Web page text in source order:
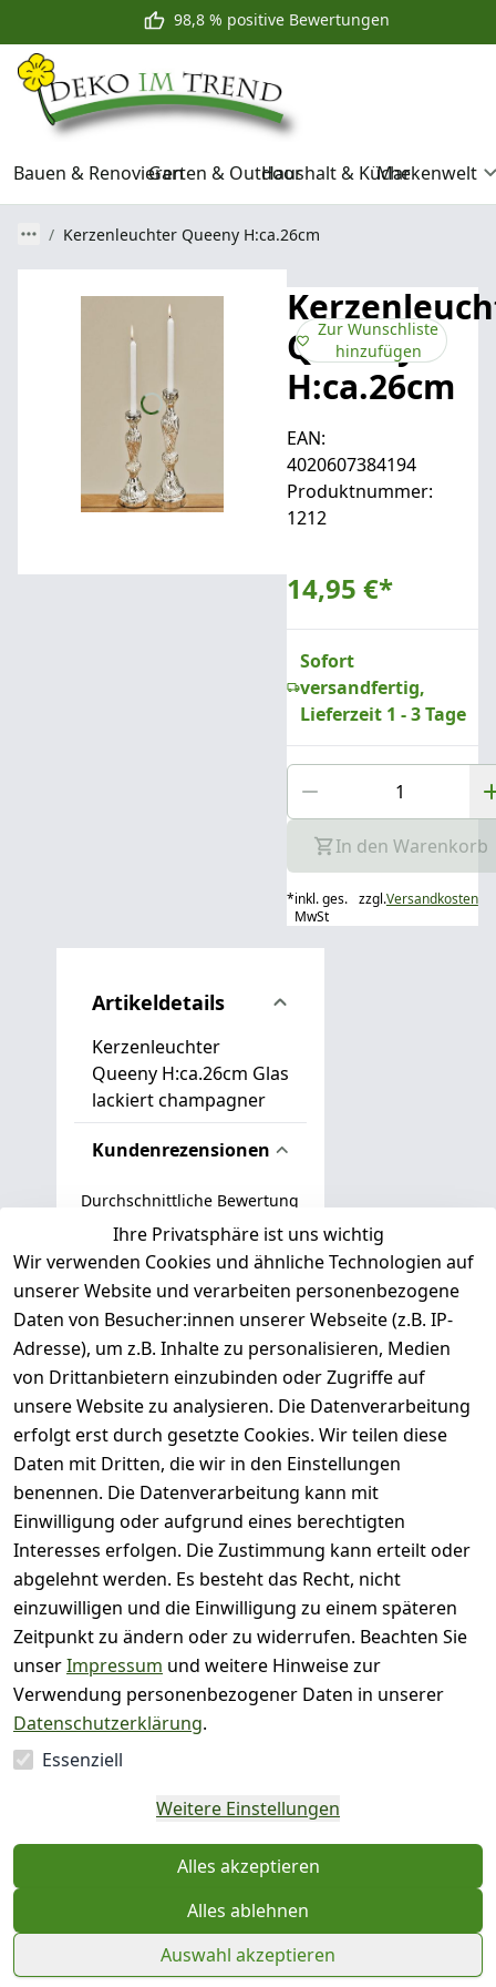
98,8 % positive Bewertungen
Bauen & RenovierenGarten & OutdoorHaushalt & KücheMarkenwelt
Kerzenleuchter Queeny H:ca.26cm
Queeny
H:ca.26cm
EAN:
4020607384194
Produktnummer:
1212
14,95 €*
Zur Wunschliste
hinzufügen
Sofort
versandfertig,
Lieferzeit 1 - 3 Tage
In den Warenkorb
*inkl. ges.
MwSt
zzgl.Versandkosten
Artikeldetails
Kerzenleuchter
Queeny H:ca.26cm Glas
lackiert champagner
Kundenrezensionen
Durchschnittliche Bewertung
0
Basierend auf 0 Bewertung(en)
Bewertung abgeben
5
( 0
)
4
( 0
)
3
( 0
)
2
( 0
1
)
Es hat noch niemand
eine Bewertung für
diesen Artikel
abgegeben
Person - klicken Sie für
Details
Ihre Privatsphäre ist uns wichtig
Wir verwenden Cookies und ähnliche Technologien auf
unserer Website und verarbeiten personenbezogene
Daten von Besucher:innen unserer Webseite (z.B. IP-
Adresse), um z.B. Inhalte zu personalisieren, Medien
von Drittanbietern einzubinden oder Zugriffe auf
unsere Website zu analysieren. Die Datenverarbeitung
erfolgt erst durch gesetzte Cookies. Wir teilen diese
Daten mit Dritten, die wir in den Einstellungen
benennen. Die Datenverarbeitung kann mit
Einwilligung oder aufgrund eines berechtigten
Interesses erfolgen. Die Zustimmung kann erteilt oder
abgelehnt werden. Es besteht das Recht, nicht
einzuwilligen und die Einwilligung zu einem späteren
Zeitpunkt zu ändern oder zu widerrufen. Beachten Sie
unserImpressum und weitere Hinweise zur
Verwendung personenbezogener Daten in unserer
Datenschutzerklärung.
Essenziell
Weitere Einstellungen
Alles akzeptieren
Alles ablehnen
Auswahl akzeptieren